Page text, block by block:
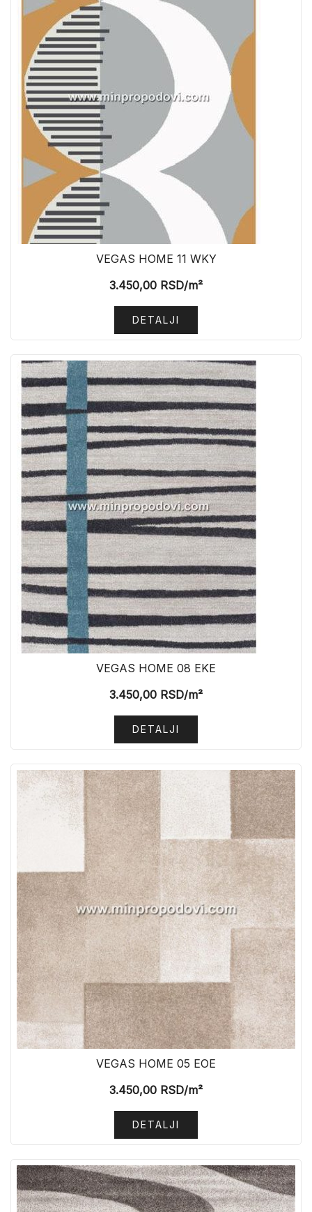
VEGAS HOME 11 WKY
3.450,00 RSD/m²
DETALJI
VEGAS HOME 08 EKE
3.450,00 RSD/m²
DETALJI
VEGAS HOME 05 EOE
3.450,00 RSD/m²
DETALJI